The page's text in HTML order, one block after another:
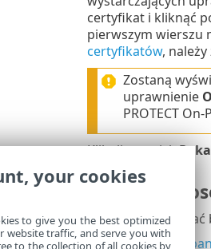
certyfikat i kliknąć
pierwszym wierszu
certyfikatów,
Zostaną
uprawnienie
PROTECT
Kliknij przycisk
Filtry i
Można dostosować
• Zarządzanie
your cookies
to give you the best optimized
website traffic, and serve you with
to the collection of all cookies by